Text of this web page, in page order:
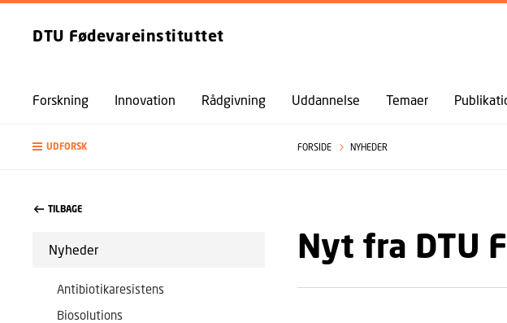
GÅ TIL
DTU Fødevareinstituttet
Forskning Innovation Rådgivning Uddannelse Temaer
UDFORSK FORSIDE NYHEDER
TILBAGE
Nyheder
Antibiotikaresistens
Biosolutions
Nyt fra DTU